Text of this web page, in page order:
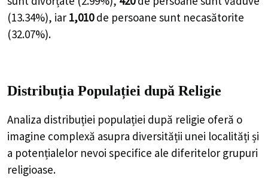
(13.34%), iar 1,010 de persoane sunt necasătorite
(32.07%).
Distribuția Populației după Religie
Analiza distribuției populației după religie oferă o
imagine complexă asupra diversității unei localități și
a potențialelor nevoi specifice ale diferitelor grupuri
religioase.